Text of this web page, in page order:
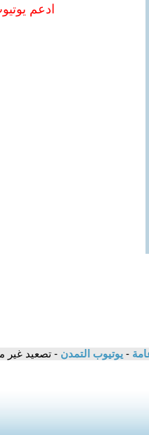
ادعم
- يوتيوب التمدن - تصعيد غير